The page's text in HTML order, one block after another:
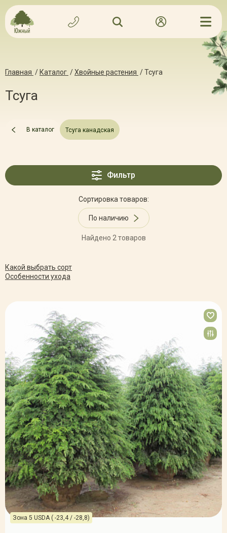
Главная / Каталог /Хвойные растения /Тсуга
Тсуга
В каталог Тсуга канадская
Фильтр
Сортировка товаров:
По наличию
Найдено 2 товаров
Какой выбрать сорт
Особенности ухода
Зона 5 USDA ( -23,4 / -28,8)